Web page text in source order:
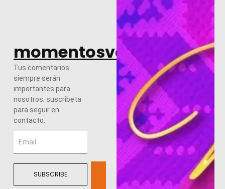
momentosvalles.com
Tus comentarios
siempre serán
importantes para
nosotros; suscribeta
para seguir en
contacto.
SUBSCRIBE